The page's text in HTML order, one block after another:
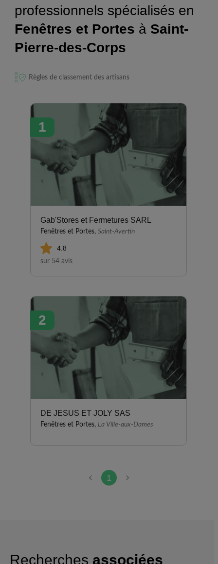
professionnels spécialisés en
Fenêtres et Portes à Saint-
Pierre-des-Corps
Règles de classement des artisans
1
Gab'Stores et Fermetures SARL
Fenêtres et Portes, Saint-Avertin
4.8
sur 54 avis
2
DE JESUS ET JOLY SAS
Fenêtres et Portes, La Ville-aux-Dames
1
Recherches associées